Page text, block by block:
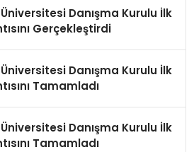
Danışma Kurulu İlk
Gerçekleştirdi
Danışma Kurulu İlk
Tamamladı
Danışma Kurulu İlk
Tamamladı